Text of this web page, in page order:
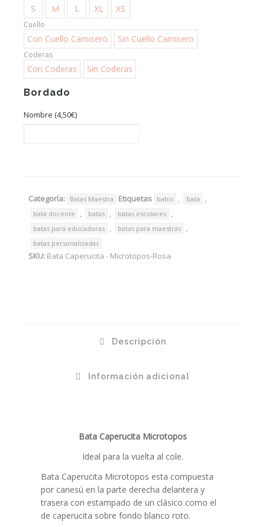
S M L XL XS
Cuello
Con Cuello Camisero Sin Cuello Camisero
Coderas
Con Coderas Sin Coderas
Bordado
Nombre (4,50€)
Categoría: Batas Maestra Etiquetas babis , bata ,
bata docente , batas , batas escolares ,
batas para educadoras , batas para maestras ,
batas personalizadas
SKU: Bata Caperucita - Microtopos-Rosa
Descripción
Información adicional
Bata Caperucita Microtopos
Ideal para la vuelta al cole.
Bata Caperucita Microtopos esta compuesta
por canesú en la parte derecha delantera y
trasera con estampado de un clásico como el
de caperucita sobre fondo blanco roto.